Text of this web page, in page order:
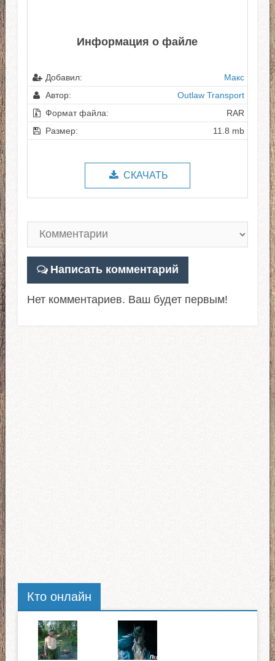
Информация о файле
Добавил:
Макс
Автор:
Outlaw Transport
Формат файла:
RAR
Размер:
11.8 mb
СКАЧАТЬ
Написать комментарий
Нет комментариев. Ваш будет первым!
Кто онлайн